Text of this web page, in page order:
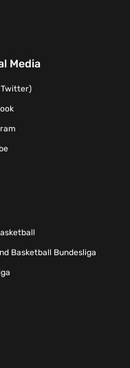
Media
Basketball Bundesliga